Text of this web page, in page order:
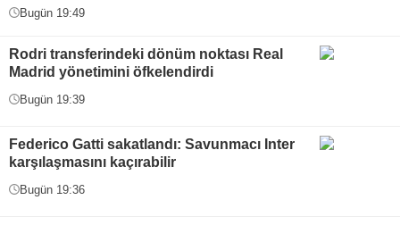
Bugün 19:49
Rodri transferindeki dönüm noktası Real
Madrid yönetimini öfkelendirdi
Bugün 19:39
Federico Gatti sakatlandı: Savunmacı Inter
karşılaşmasını kaçırabilir
Bugün 19:36